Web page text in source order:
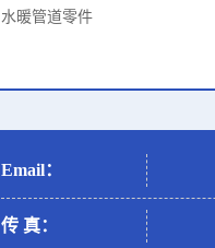
水暖管道零件
Email：
传 真：